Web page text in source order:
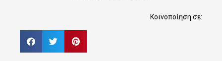
Κοινοποίηση σε: